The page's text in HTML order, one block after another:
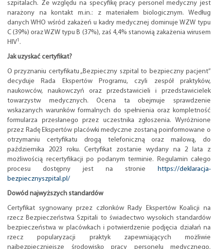
szpitalach. Ze względu na specyfikę pracy personel medyczny jest
narażony na kontakt m.in.: z materiałem biologicznym. Według
danych WHO wśród zakażeń u kadry medycznej dominuje WZW typu
C (39%) oraz WZW typu B (37%), zaś 4,4% stanowią zakażenia wirusem
HIV1 .
Jak uzyskać certyfikat?
O przyznaniu certyfikatu „Bezpieczny szpital to bezpieczny pacjent”
decyduje Rada Ekspertów Programu, czyli zespół praktyków,
naukowców, naukowczyń oraz przedstawicieli i przedstawicielek
towarzystw medycznych. Ocena ta obejmuje sprawdzenie
wskazanych warunków formalnych do spełnienia oraz kompletność
formularza przesłanego przez uczestnika zgłoszenia. Wyróżnione
przez Radę Ekspertów placówki medyczne zostaną poinformowane o
otrzymaniu certyfikatu drogą telefoniczną oraz mailową, do
października 2023 roku. Certyfikat zostanie wydany na 2 lata z
możliwością recertyfikacji po podanym terminie. Regulamin całego
procesu dostępny jest na stronie https://deklaracja-
bezpiecznyszpital.pl/
Dowód najwyższych standardów
Certyfikat sygnowany przez członków Rady Ekspertów Koalicji na
rzecz Bezpieczeństwa Szpitali to świadectwo wysokich standardów
bezpieczeństwa w placówkach i potwierdzenie podjęcia działań na
rzecz popularyzacji praktyk zapewniających możliwie
najbezpieczniejsze środowisko pracy personelu medycznego.